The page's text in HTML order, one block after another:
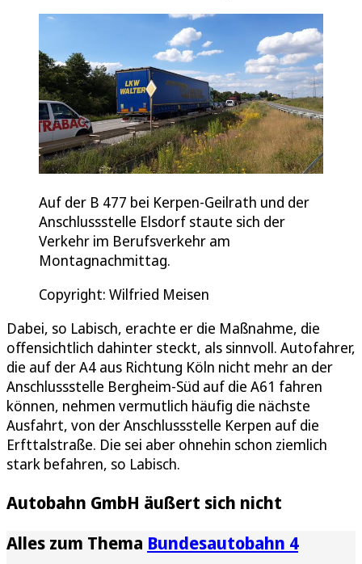
Auf der B 477 bei Kerpen-Geilrath und der
Anschlussstelle Elsdorf staute sich der
Verkehr im Berufsverkehr am
Montagnachmittag.
Copyright: Wilfried Meisen
Dabei, so Labisch, erachte er die Maßnahme, die
offensichtlich dahinter steckt, als sinnvoll. Autofahrer,
die auf der A4 aus Richtung Köln nicht mehr an der
Anschlussstelle Bergheim-Süd auf die A61 fahren
können, nehmen vermutlich häufig die nächste
Ausfahrt, von der Anschlussstelle Kerpen auf die
Erfttalstraße. Die sei aber ohnehin schon ziemlich
stark befahren, so Labisch.
Autobahn GmbH äußert sich nicht
Alles zum Thema Bundesautobahn 4